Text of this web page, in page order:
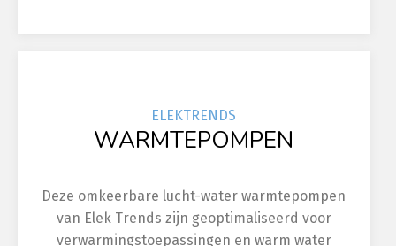
ELEKTRENDS
WARMTEPOMPEN
Deze omkeerbare lucht-water warmtepompen
van Elek Trends zijn geoptimaliseerd voor
verwarmingstoepassingen en warm water